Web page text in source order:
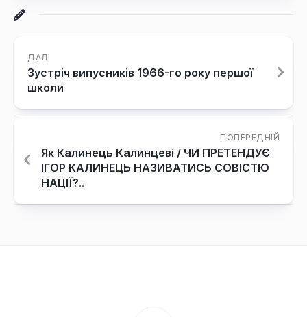
ДАЛІ
Зустріч випусників 1966-го року першої
школи
ПОПЕРЕДНІЙ
Як Калинець Калинцеві / ЧИ ПРЕТЕНДУЄ
ІГОР КАЛИНЕЦЬ НАЗИВАТИСЬ СОВІСТЮ
НАЦІЇ?..